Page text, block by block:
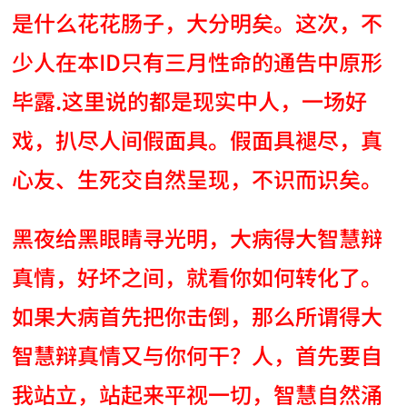
是什么花花肠子，大分明矣。这次，不
少人在本ID只有三月性命的通告中原形
毕露.这里说的都是现实中人，一场好
戏，扒尽人间假面具。假面具褪尽，真
心友、生死交自然呈现，不识而识矣。
黑夜给黑眼睛寻光明，大病得大智慧辩
真情，好坏之间，就看你如何转化了。
如果大病首先把你击倒，那么所谓得大
智慧辩真情又与你何干？人，首先要自
我站立，站起来平视一切，智慧自然涌